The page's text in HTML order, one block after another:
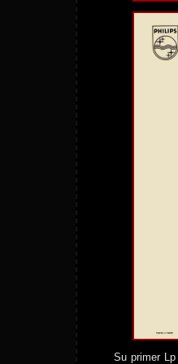
Su primer